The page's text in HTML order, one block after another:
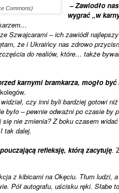
Commons)
– Zawio­dło
wygrać „w
Szwaj­ca­rami – ich zawiódł
że i Ukra­ińcy nas zdrowo
do realiów, które… także
kar­nymi bram­ka­rza, mogło być
czy inni byli bar­dziej gotowi
było – pew­nie odważni po cza­sie by
nie zmie­nia? Z boku cza­sem
tak dalej.
reflek­sję, którą zacy­tuję.
z kibi­cami na Okę­ciu. Tłum ludzi,
Pół auto­grafu, uści­sku ręki. Słabe